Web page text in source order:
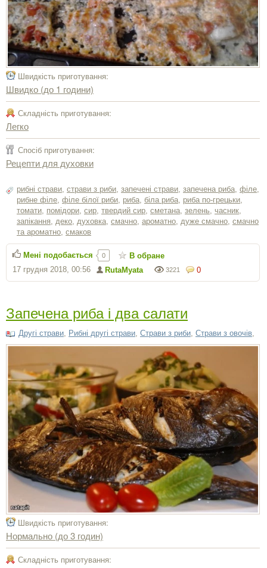
Швидкість приготування:
Швидко (до 1 години)
Складність приготування:
Легко
Спосіб приготування:
Рецепти для духовки
рибні страви, страви з риби, запечені страви, запечена риба, філе,
рибне філе, філе білої риби, риба, біла риба, риба по-грецьки,
томати, помідори, сир, твердий сир, сметана, зелень, часник,
запікання, деко, духовка, смачно, ароматно, дуже смачно, смачно
та ароматно, смаков
0
3221
RutaMyata
17 грудня 2018, 00:56
Мені подобається 0 В обране
Запечена риба і два салати
Другі страви, Рибні другі страви, Страви з риби, Страви з овочів,
Швидкість приготування:
Нормально (до 3 годин)
Складність приготування: